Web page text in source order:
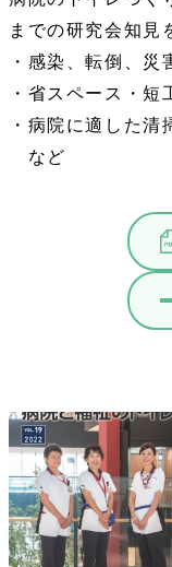
までの研究会知見
・感染、転倒、災
・省スペース・短
・病院に適した清
など